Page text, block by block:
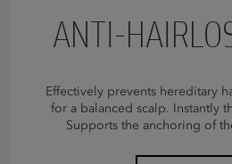
ANTI-
Effectively prevents hereditary
for a balanced scalp. Instantly
Supports the anchoring of